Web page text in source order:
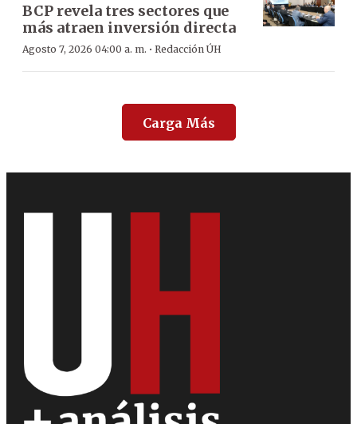
BCP revela tres sectores que
más atraen inversión directa
Agosto 7, 2026 04:00 a. m. · Redacción ÚH
Carga Más